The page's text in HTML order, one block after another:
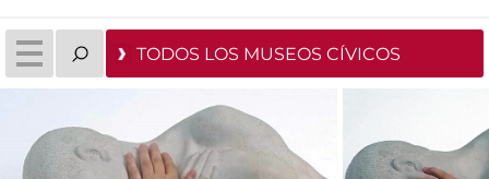
TODOS LOS MUSEOS CÍVICOS